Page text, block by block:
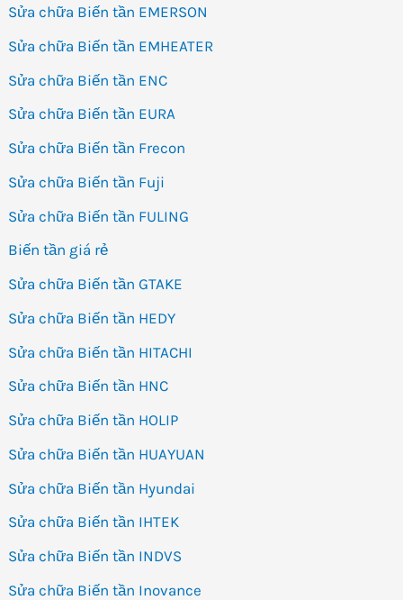
Sửa chữa Biến tần EMERSON
Sửa chữa Biến tần EMHEATER
Sửa chữa Biến tần ENC
Sửa chữa Biến tần EURA
Sửa chữa Biến tần Frecon
Sửa chữa Biến tần Fuji
Sửa chữa Biến tần FULING
Biến tần giá rẻ
Sửa chữa Biến tần GTAKE
Sửa chữa Biến tần HEDY
Sửa chữa Biến tần HITACHI
Sửa chữa Biến tần HNC
Sửa chữa Biến tần HOLIP
Sửa chữa Biến tần HUAYUAN
Sửa chữa Biến tần Hyundai
Sửa chữa Biến tần IHTEK
Sửa chữa Biến tần INDVS
Sửa chữa Biến tần Inovance